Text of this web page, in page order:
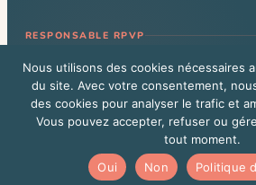
RESPONSABLE RPVP
© 2026 CPE Le Kangourou. Tous droits
Alexandre Beauchamp
Vous êtes un administrateur
Nous utilisons des cookies nécessaires
du site. Avec votre consentement,
des cookies pour analyser le trafic et
Vous pouvez accepter, refuser ou
tout moment.
Oui
Non Politique